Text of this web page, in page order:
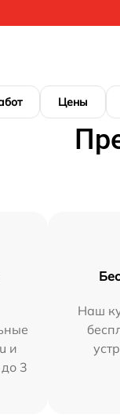
Цены
и
3
Наш